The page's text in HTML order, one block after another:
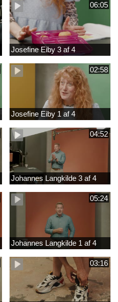
06:05
Josefine Eiby 3 af 4
02:58
Josefine Eiby 1 af 4
04:52
Johannes Langkilde 3 af 4
05:24
Johannes Langkilde 1 af 4
03:16